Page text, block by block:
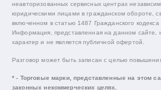
неавторизованных сервисных центрах
юридическими лицами в гражданском обороте,
включенном в статью 1487 Гражданского
Информация, представленная на данном сайте,
характер и не является публичной офертой.
Разговор может быть записан с целью
* - Торговые марки, представленные на этом
законных некоммерческих целях.